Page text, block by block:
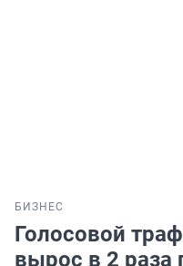
БИЗНЕС
Голосовой
вырос в 2 раза